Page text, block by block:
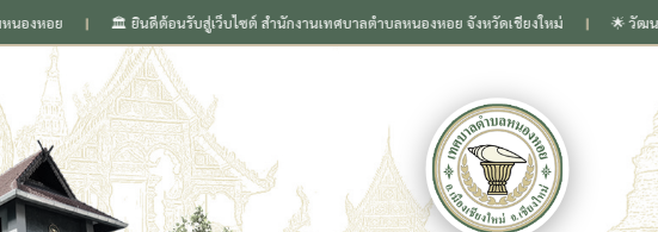
❙ 🏛️ ยินดีต้อนรับสู่เว็บไซต์ สำนักงานเทศบาลตำบลหนองหอย จังหวัดเชียงใหม่ ❙ 🌟 วัฒนธรรมงาม